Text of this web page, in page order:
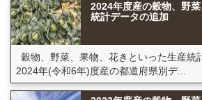
2024年度産の穀物、野
統計データの追加
穀物、野菜、果物、花きといった生産統
2024年(令和6年)度産の都道府県別デ...